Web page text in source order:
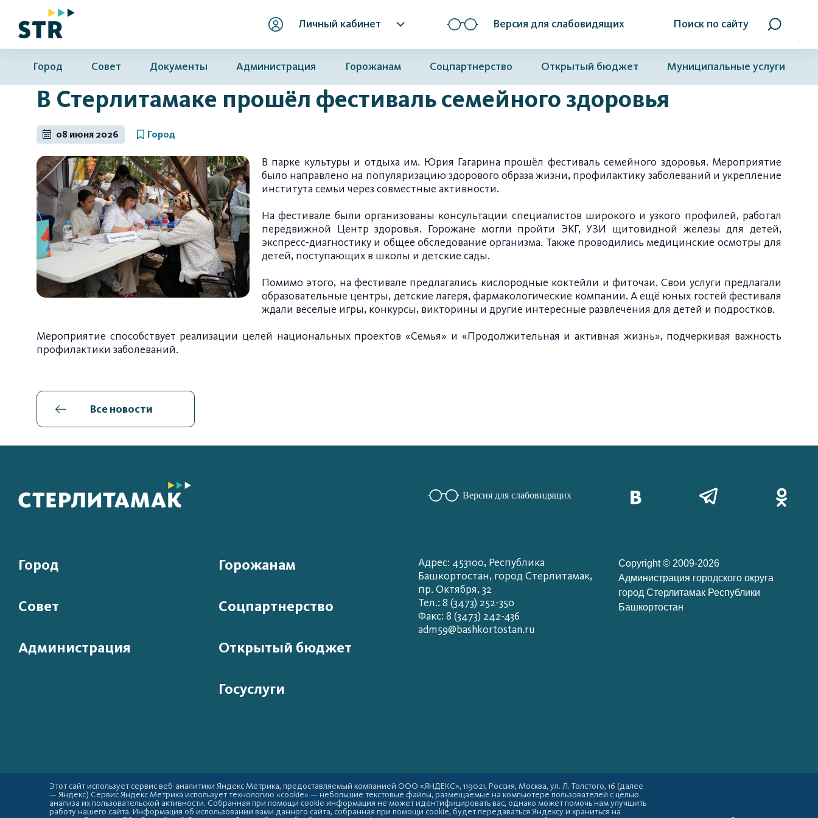
Личный кабинет Версия для слабовидящих Поиск по сайту
Город Совет Документы Администрация Горожанам Соцпартнерство Открытый бюджет Муниципальные услуги
В Стерлитамаке прошёл фестиваль семейного здоровья
08 июня 2026 Город
В парке культуры и отдыха им. Юрия Гагарина прошёл фестиваль семейного здоровья. Мероприятие
было направлено на популяризацию здорового образа жизни, профилактику заболеваний и укрепление
института семьи через совместные активности.
На фестивале были организованы консультации специалистов широкого и узкого профилей, работал
передвижной Центр здоровья. Горожане могли пройти ЭКГ, УЗИ щитовидной железы для детей,
экспресс-диагностику и общее обследование организма. Также проводились медицинские осмотры для
детей, поступающих в школы и детские сады.
Помимо этого, на фестивале предлагались кислородные коктейли и фиточаи. Свои услуги предлагали
образовательные центры, детские лагеря, фармакологические компании. А ещё юных гостей фестиваля
ждали веселые игры, конкурсы, викторины и другие интересные развлечения для детей и подростков.
Мероприятие способствует реализации целей национальных проектов «Семья» и «Продолжительная и активная жизнь», подчеркивая важность
профилактики заболеваний.
Все новости
Версия для слабовидящих
Город
Совет
Администрация
Горожанам
Соцпартнерство
Открытый бюджет
Госуслуги
Адрес: 453100, Республика
Башкортостан, город Стерлитамак,
пр. Октября, 32
Тел.: 8 (3473) 252-350
Факс: 8 (3473) 242-436
adm59@bashkortostan.ru
Copyright © 2009-2026
Администрация городского округа
город Стерлитамак Республики
Башкортостан
Этот сайт использует сервис веб-аналитики Яндекс Метрика, предоставляемый компанией ООО «ЯНДЕКС», 119021, Россия, Москва, ул. Л. Толстого, 16 (далее
— Яндекс) Сервис Яндекс Метрика использует технологию «cookie» — небольшие текстовые файлы, размещаемые на компьютере пользователей с целью
анализа их пользовательской активности. Собранная при помощи cookie информация не может идентифицировать вас, однако может помочь нам улучшить
работу нашего сайта. Информация об использовании вами данного сайта, собранная при помощи cookie, будет передаваться Яндексу и храниться на